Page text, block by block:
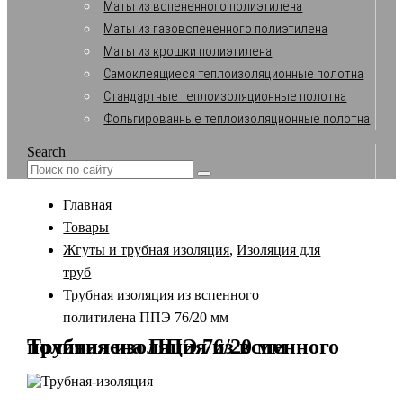
Маты из вспененного полиэтилена
Маты из газовспененного полиэтилена
Маты из крошки полиэтилена
Самоклеящиеся теплоизоляционные полотна
Стандартные теплоизоляционные полотна
Фольгированные теплоизоляционные полотна
Search
Главная
Товары
Жгуты и трубная изоляция,Изоляция для
труб
Трубная изоляция из вспенного
политилена ППЭ 76/20 мм
Трубная изоляция из вспенного политилена ППЭ 76/20 мм